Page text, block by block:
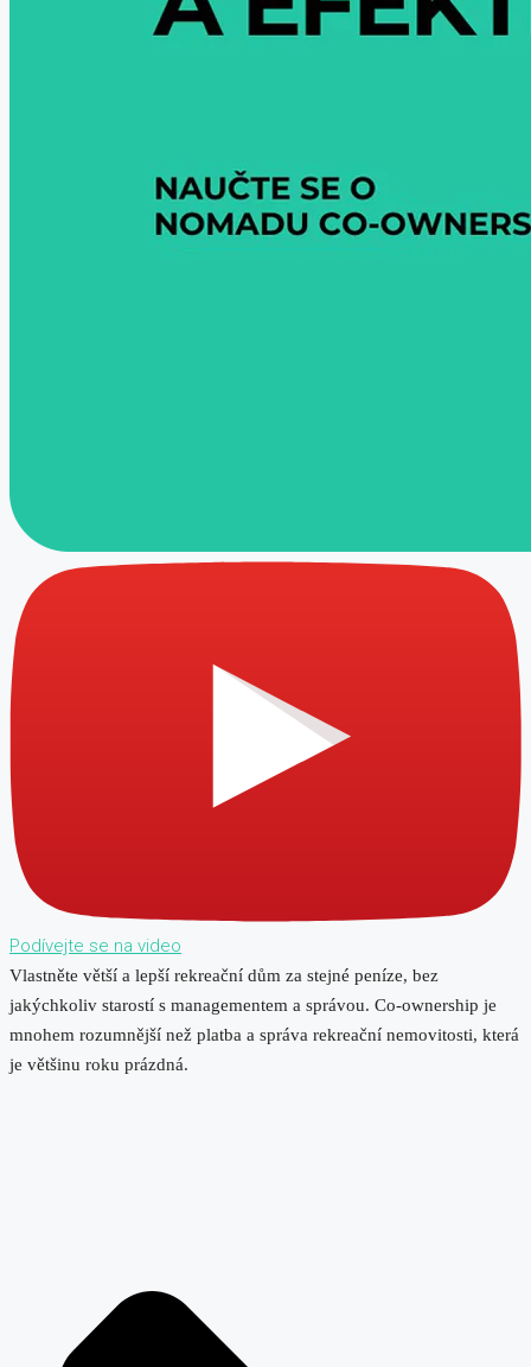
Podívejte se na video
Vlastněte větší a lepší rekreační dům za stejné peníze, bez
jakýchkoliv starostí s managementem a správou. Co-ownership je
mnohem rozumnější než platba a správa rekreační nemovitosti, která
je většinu roku prázdná.